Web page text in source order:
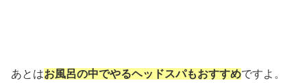
あとはお風呂の中でやるヘッドスパもおすすめですよ。